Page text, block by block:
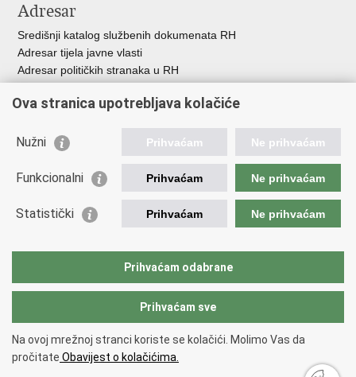
Adresar
Središnji katalog službenih dokumenata RH
Adresar tijela javne vlasti
Adresar političkih stranaka u RH
Besplatni telefoni javne uprave
Važne poveznice
Vlada Republike Hrvatske
Europska komisija
Taxation and Customs Union
Copyright © 2026 Ministarstvo financija, Carinska uprava.
korištenja.
Ova stranica upotrebljava kolačiće
Nužni Prihvaćam Ne prihvaćam
Funkcionalni Prihvaćam Ne prihvaćam
Statistički Prihvaćam Ne prihvaćam
Prihvaćam odabrane
Prihvaćam sve
Na ovoj mrežnoj stranci koriste se kolačići. Molimo Vas da
pročitate Obavijest o kolačićima.